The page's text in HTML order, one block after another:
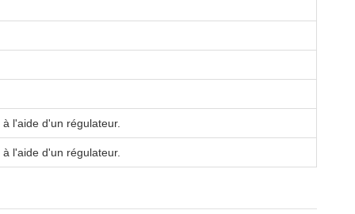
l'aide d'un régulateur.
l'aide d'un régulateur.